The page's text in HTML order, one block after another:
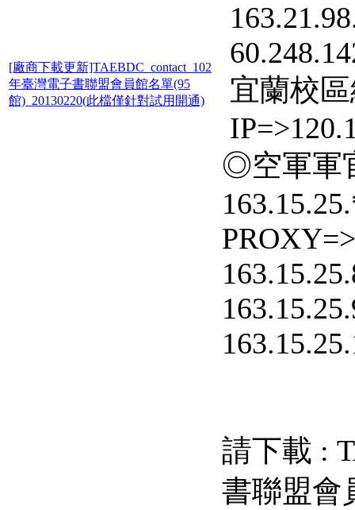
[廠商下載更新]TAEBDC_contact_102
年臺灣電子書聯盟會員館名單(95
館)_20130220(此檔僅針對試用開通)
宜蘭校
◎空軍軍
PROXY=>
請下載 :
書聯盟會